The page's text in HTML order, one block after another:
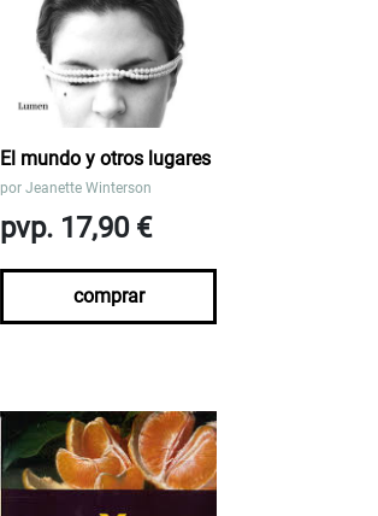
El mundo y otros lugares
por Jeanette Winterson
pvp. 17,90 €
comprar